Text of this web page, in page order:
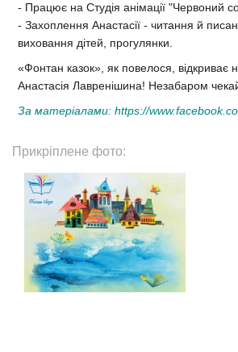
- Працює на Студія анімації "Червоний
- Захоплення Анастасії - читання й
виховання дітей, прогулянки.
«Фонтан казок», як повелося, відкриває
Анастасія Лавренішина! Незабаром
За матеріалами: https://
Прикріплене фото: